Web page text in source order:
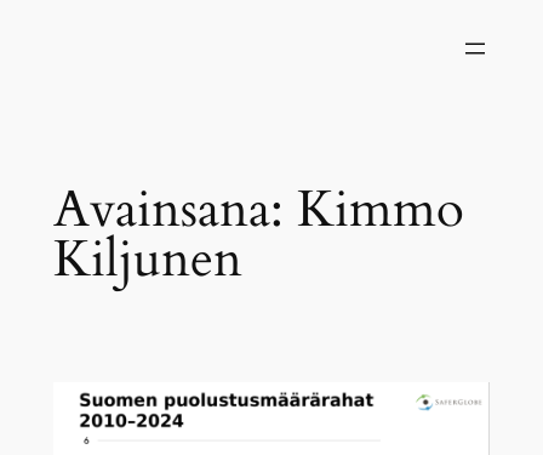
Avainsana: Kimmo
Kiljunen